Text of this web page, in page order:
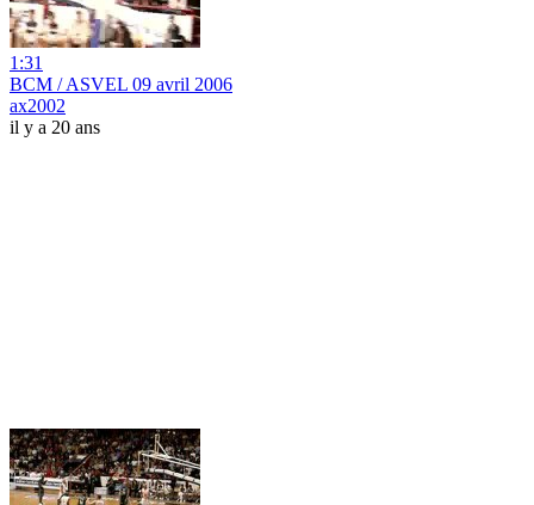
1:31
BCM / ASVEL 09 avril 2006
ax2002
il y a 20 ans